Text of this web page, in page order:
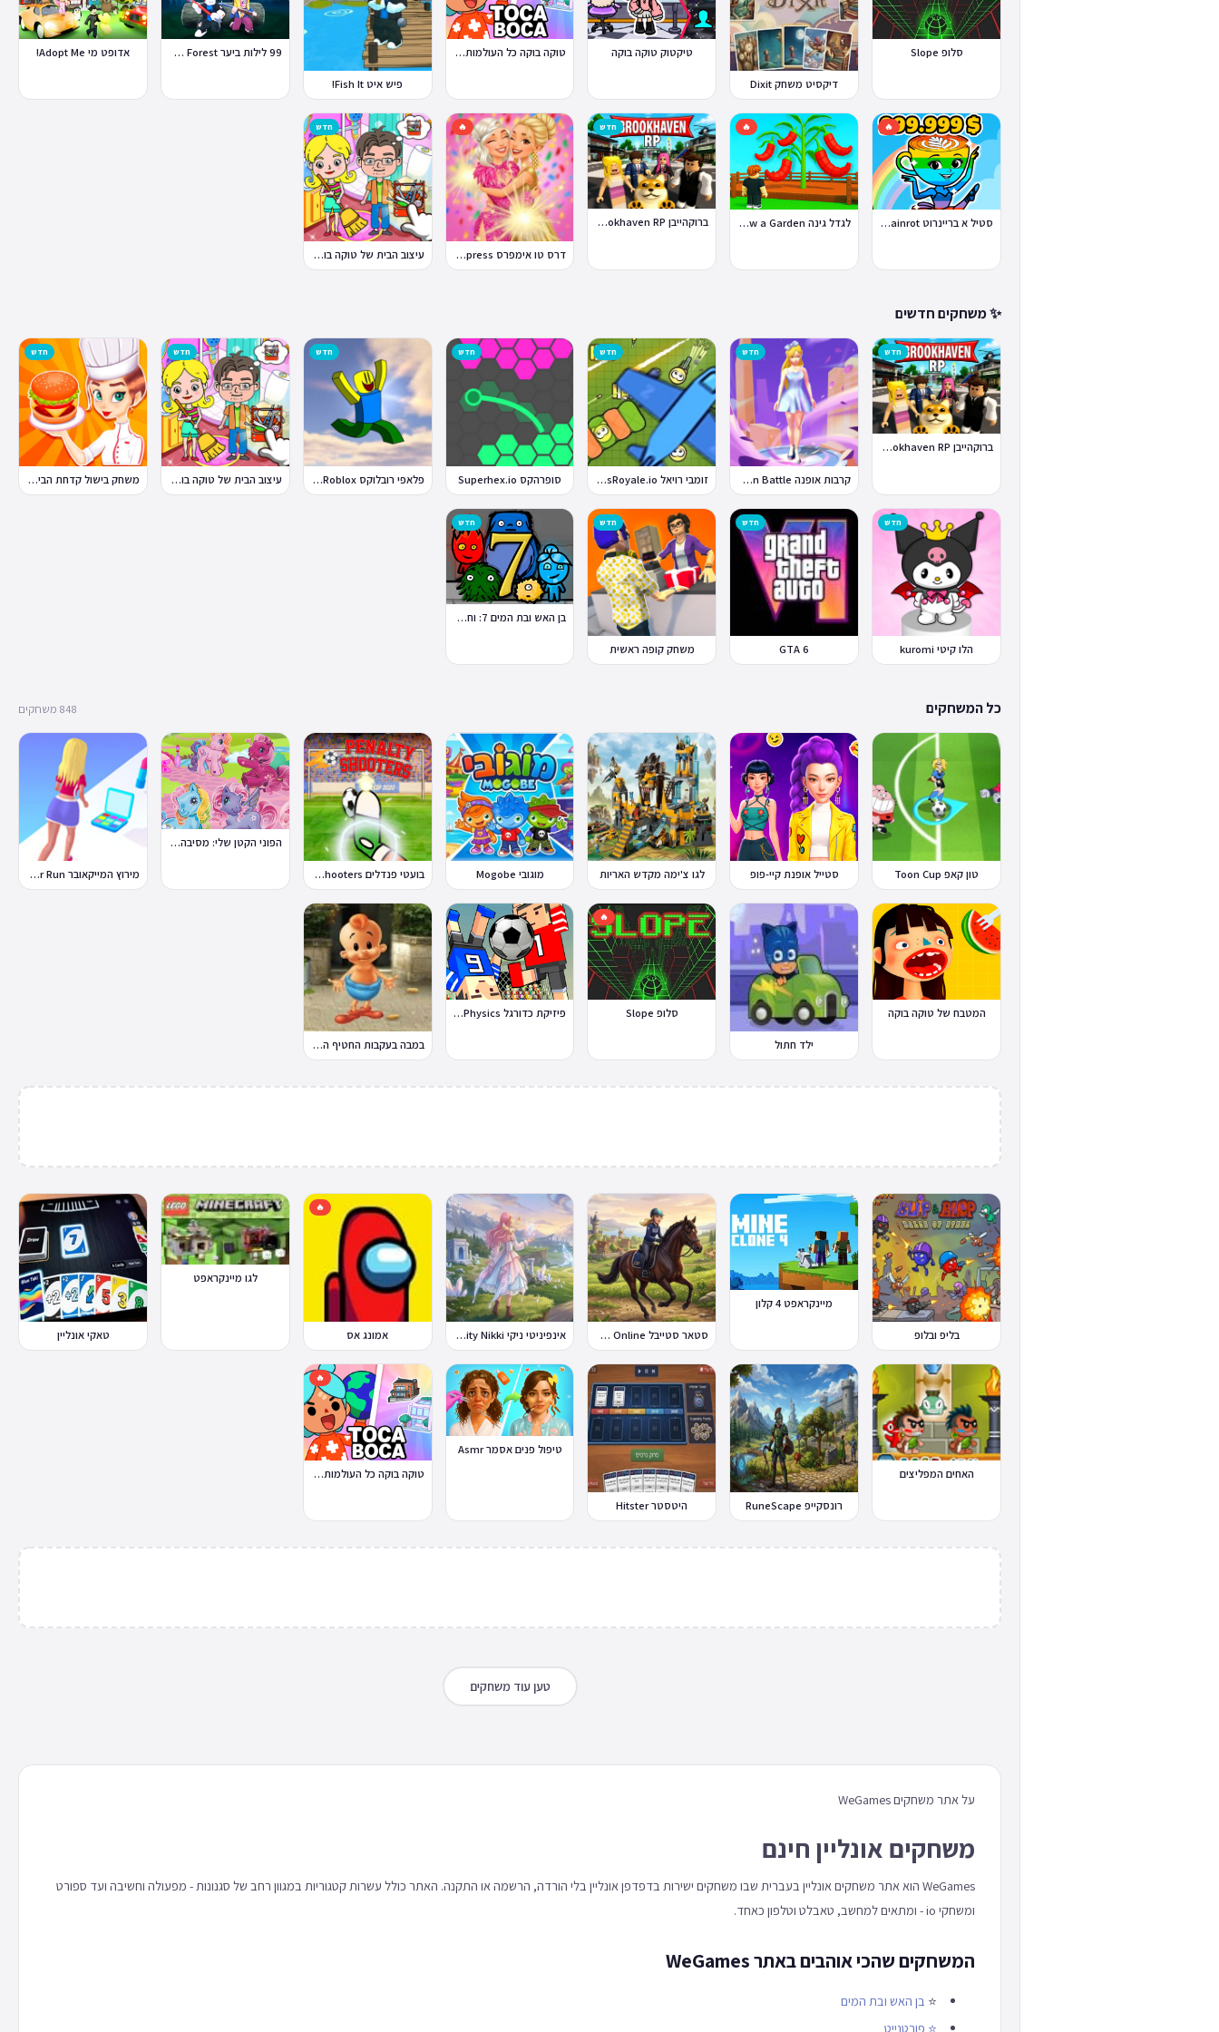
סלופ Slope
דיקסיט משחק Dixit
טיקטוק טוקה בוקה טוקה בוקה כל העולמות בחינם
פיש איט Fish It!
99 לילות ביער Nights in the Forest אדופט מי Adopt Me!
🔥
סטיל א בריינרוט Steal a Brainrot
🔥
לגדל גינה Grow a Garden
חדש
ברוקהייבן Brookhaven RP
🔥
דרס טו אימפרס Dress To Impress
חדש
עיצוב הבית של טוקה בוקה
✨ משחקים חדשים
חדש
ברוקהייבן Brookhaven RP
חדש
קרבות אופנה Fashion Battle
חדש
זומבי רויאל ZombsRoyale.io
חדש
סופרהקס Superhex.io
חדש
פלאפי רובלוקס Flappy Roblox
חדש
עיצוב הבית של טוקה בוקה
חדש
משחק בישול קדחת הבישול Cooking Fever
חדש
הלו קיטי kuromi
חדש
GTA 6
חדש
משחק קופה ראשית
חדש
בן האש ובת המים 7: וחברים
כל המשחקים 848 משחקים
טון קאפ Toon Cup סטייל אופנת קיי-פופ לגו צ'ימה מקדש האריות מוגובי Mogobe בועטי פנדלים Penalty Shooters
הפוני הקטן שלי: מסיבה בכפר
מירוץ המייקאובר Makeover Run
המטבח של טוקה בוקה
ילד חתול
🔥
סלופ Slope פיזיקת כדורגל Soccer Physics
במבה בעקבות החטיף החטוף 2
בליפ ובלופ
מיינקראפט 4 קלון
סטאר סטייבל Star Stable Online אינפיניטי ניקי Infinity Nikki
🔥
אמונג אס
לגו מיינקראפט
טאקי אונליין
האחים המפליצים
רונסקייפ RuneScape היטסטר Hitster
טיפול פנים אסמר Asmr
🔥
טוקה בוקה כל העולמות בחינם
טען עוד משחקים
על אתר משחקים WeGames
משחקים אונליין חינם
WeGames הוא אתר משחקים אונליין בעברית שבו משחקים ישירות בדפדפן אונליין בלי הורדה, הרשמה או התקנה. האתר כולל עשרות קטגוריות במגוון רחב של סגנונות - מפעולה וחשיבה ועד ספורט
ומשחקי io - ומתאים למחשב, טאבלט וטלפון כאחד.
המשחקים שהכי אוהבים באתר WeGames
⭐ בן האש ובת המים
⭐ פורטנייט